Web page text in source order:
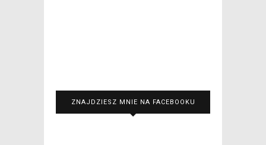
ZNAJDZIESZ MNIE NA FACEBOOKU